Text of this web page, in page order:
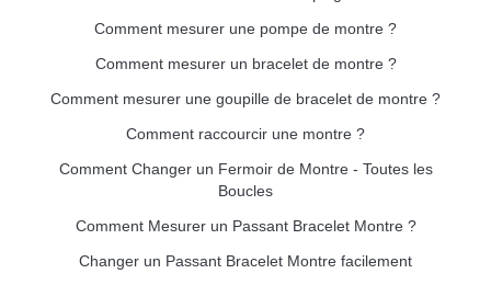
Comment mesurer une pompe de montre ?
Comment mesurer un bracelet de montre ?
Comment mesurer une goupille de bracelet de montre ?
Comment raccourcir une montre ?
Comment Changer un Fermoir de Montre - Toutes les
Boucles
Comment Mesurer un Passant Bracelet Montre ?
Changer un Passant Bracelet Montre facilement